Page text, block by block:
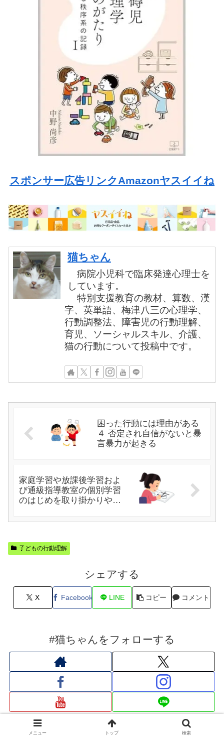
スポンサー広告リンクAmazonヤスイイね
猫ちゃん
病院小児科で臨床発達心理士を
しています。
特別支援教育の教材、算数、漢
字、英単語、梅津八三の心理学、
行動調整法、障害児の行動理解、
育児、ソーシャルスキル、介護、
猫の行動について投稿中です。
困った行動には理由がある
４ 否定され自信がないと暴
言暴力が起きる
家庭学習や放課後学習およ
び通級指導教室の個別学習
のはじめを取り掛かりやす
イトボード・iPad
子どもの行動理解
シェアする
X Facebook LINE コピー コメント
#猫ちゃんをフォローする
メニュー トップ 検索